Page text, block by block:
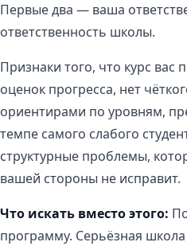
Первые два — ваша
ответственность школы.
Признаки того, что курс
оценок прогресса, нет
ориентирами по уровням,
темпе самого слабого
структурные проблемы,
вашей стороны не исправит.
Что искать вместо этого:
программу. Серьёзная